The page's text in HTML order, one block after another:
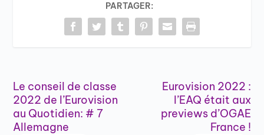
PARTAGER:
Le conseil de classe
2022 de l’Eurovision
au Quotidien: # 7
Allemagne
Eurovision 2022 :
l’EAQ était aux
previews d’OGAE
France !